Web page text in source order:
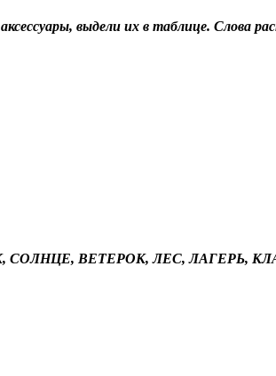
выдели их в таблице. Слова
СОЛНЦЕ, ВЕТЕРОК, ЛЕС, ЛАГЕРЬ,